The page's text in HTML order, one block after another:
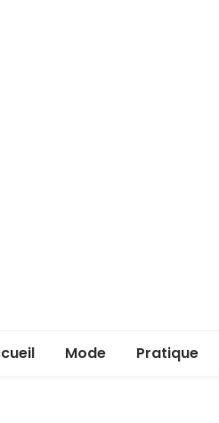
Mode Pratique